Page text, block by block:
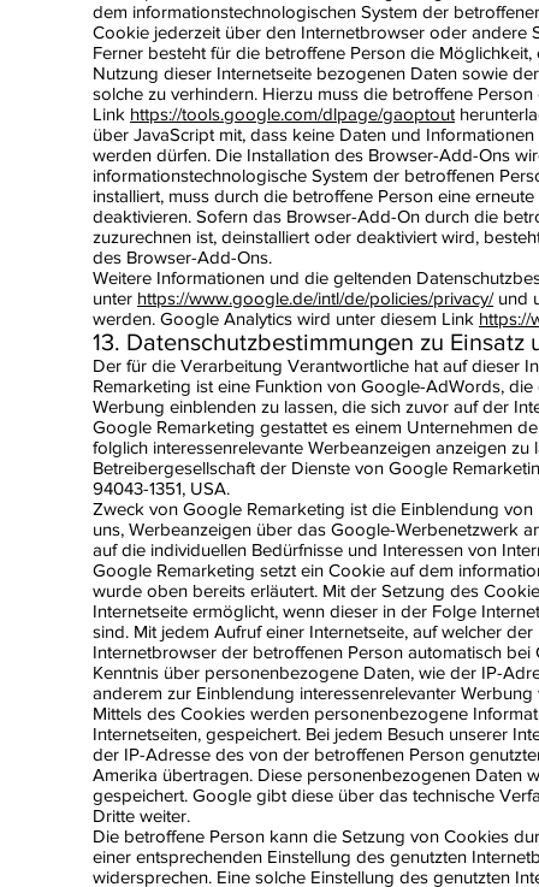
dem informationstechnologischen System der
Cookie jederzeit über den Internetbrowser oder andere
Ferner besteht für die betroffene Person die
Nutzung dieser Internetseite bezogenen Daten sowie
solche zu verhindern. Hierzu muss die betroffene
Link https://tools.google.com/dlpage/gaoptout
über JavaScript mit, dass keine Daten und
werden dürfen. Die Installation des Browser-Add-Ons
informationstechnologische System der betroffenen
installiert, muss durch die betroffene Person eine
deaktivieren. Sofern das Browser-Add-On durch die
zuzurechnen ist, deinstalliert oder deaktiviert wird,
des Browser-Add-Ons.
Weitere Informationen und die geltenden
unter https://www.google.de/intl/de/policies/privacy/und
werden. Google Analytics wird unter diesem Link https://
13. Datenschutzbestimmungen zu
Der für die Verarbeitung Verantwortliche hat auf dieser
Remarketing ist eine Funktion von Google-AdWords,
Werbung einblenden zu lassen, die sich zuvor auf der
Google Remarketing gestattet es einem Unternehmen
folglich interessenrelevante Werbeanzeigen anzeigen zu
Betreibergesellschaft der Dienste von Google
94043-1351, USA.
Zweck von Google Remarketing ist die Einblendung
uns, Werbeanzeigen über das Google-Werbenetzwerk
auf die individuellen Bedürfnisse und Interessen von
Google Remarketing setzt ein Cookie auf dem
wurde oben bereits erläutert. Mit der Setzung des
Internetseite ermöglicht, wenn dieser in der Folge
sind. Mit jedem Aufruf einer Internetseite, auf welcher
Internetbrowser der betroffenen Person automatisch
Kenntnis über personenbezogene Daten, wie der IP-
anderem zur Einblendung interessenrelevanter Werbung
Mittels des Cookies werden personenbezogene
Internetseiten, gespeichert. Bei jedem Besuch unserer
der IP-Adresse des von der betroffenen Person
Amerika übertragen. Diese personenbezogenen Daten
gespeichert. Google gibt diese über das technische
Dritte weiter.
Die betroffene Person kann die Setzung von Cookies
einer entsprechenden Einstellung des genutzten
widersprechen. Eine solche Einstellung des genutzten